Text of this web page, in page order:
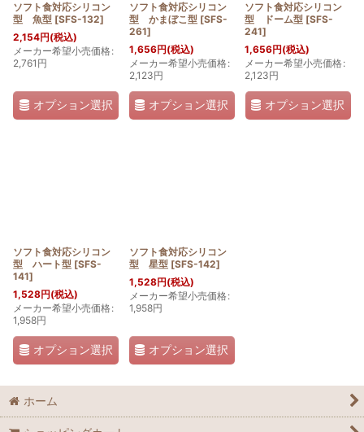
ソフト食対応シリコン
型 魚型 [SFS-132]
2,154円(税込)
メーカー希望小売価格:
2,761 円
オプション選択
ソフト食対応シリコン
型 かまぼこ型 [SFS-
261]
1,656円(税込)
メーカー希望小売価格:
2,123円
オプション選択
ソフト食対応シリコン
型 ドーム型 [SFS-
241]
1,656円(税込)
メーカー希望小売価格:
2,123円
オプション選択
ソフト食対応シリコン
型 ハート型 [SFS-
141]
1,528円(税込)
メーカー希望小売価格:
1,958円
オプション選択
ソフト食対応シリコン
型 星型 [SFS-142]
1,528円(税込)
メーカー希望小売価格:
1,958円
オプション選択
ホーム